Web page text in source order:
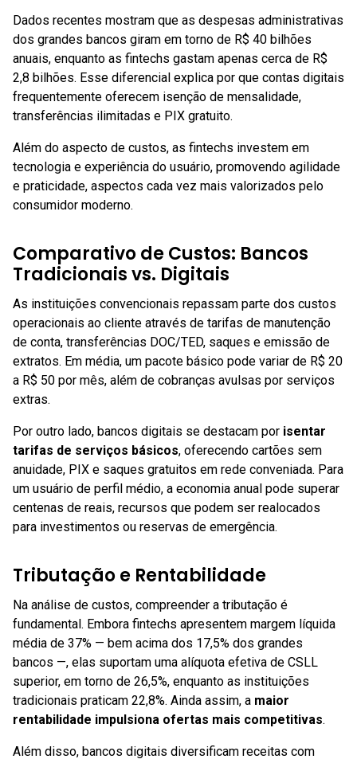
Dados recentes mostram que as despesas administrativas
dos grandes bancos giram em torno de R$ 40 bilhões
anuais, enquanto as fintechs gastam apenas cerca de R$
2,8 bilhões. Esse diferencial explica por que contas digitais
frequentemente oferecem isenção de mensalidade,
transferências ilimitadas e PIX gratuito.
Além do aspecto de custos, as fintechs investem em
tecnologia e experiência do usuário, promovendo agilidade
e praticidade, aspectos cada vez mais valorizados pelo
consumidor moderno.
Comparativo de Custos: Bancos
Tradicionais vs. Digitais
As instituições convencionais repassam parte dos custos
operacionais ao cliente através de tarifas de manutenção
de conta, transferências DOC/TED, saques e emissão de
extratos. Em média, um pacote básico pode variar de R$ 20
a R$ 50 por mês, além de cobranças avulsas por serviços
extras.
Por outro lado, bancos digitais se destacam por isentar
tarifas de serviços básicos, oferecendo cartões sem
anuidade, PIX e saques gratuitos em rede conveniada. Para
um usuário de perfil médio, a economia anual pode superar
centenas de reais, recursos que podem ser realocados
para investimentos ou reservas de emergência.
Tributação e Rentabilidade
Na análise de custos, compreender a tributação é
fundamental. Embora fintechs apresentem margem líquida
média de 37% — bem acima dos 17,5% dos grandes
bancos —, elas suportam uma alíquota efetiva de CSLL
superior, em torno de 26,5%, enquanto as instituições
tradicionais praticam 22,8%. Ainda assim, a maior
rentabilidade impulsiona ofertas mais competitivas.
Além disso, bancos digitais diversificam receitas com